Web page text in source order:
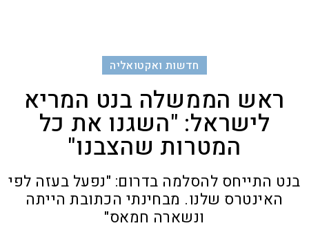
חדשות ואקטואליה
ראש הממשלה בנט המריא
לישראל: "השגנו את כל
המטרות שהצבנו"
בנט התייחס להסלמה בדרום: "נפעל בעזה לפי
האינטרס שלנו. מבחינתי הכתובת הייתה
ונשארה חמאס"